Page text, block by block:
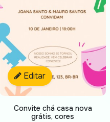
Editar
Convite chá casa nova
grátis, cores